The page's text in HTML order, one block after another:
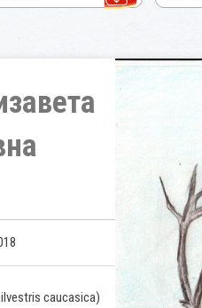
caucasica)